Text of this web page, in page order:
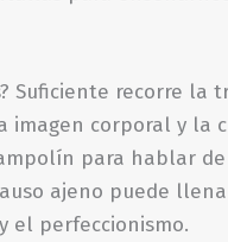
Suficiente recorre la
imagen corporal y la
para hablar
ajeno puede
el perfeccionismo.